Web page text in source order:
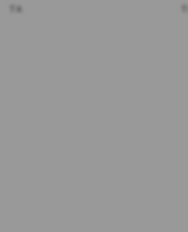
AÑADIR A LA